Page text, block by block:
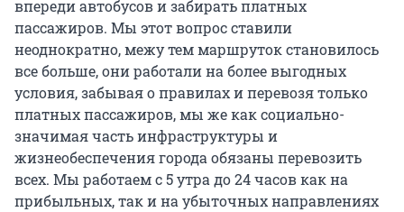
впереди автобусов и забирать платных
пассажиров. Мы этот вопрос ставили
неоднократно, межу тем маршруток становилось
все больше, они работали на более выгодных
условия, забывая о правилах и перевозя только
платных пассажиров, мы же как социально-
значимая часть инфраструктуры и
жизнеобеспечения города обязаны перевозить
всех. Мы работаем с 5 утра до 24 часов как на
прибыльных, так и на убыточных направлениях